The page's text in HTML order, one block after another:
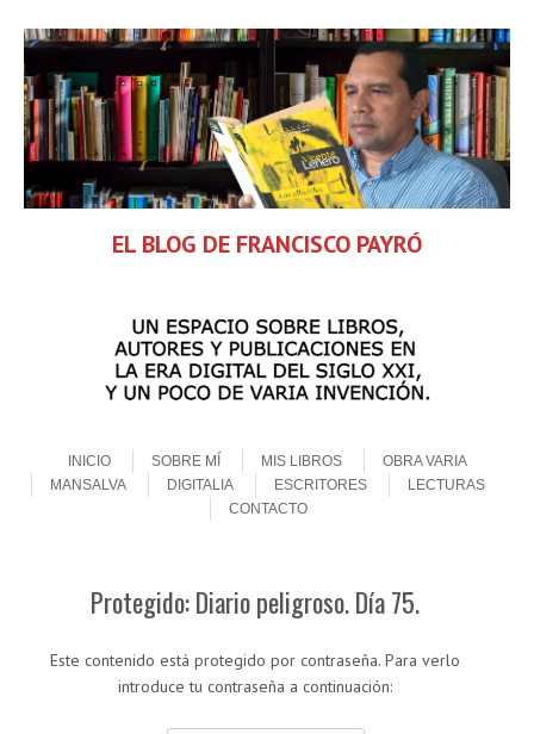
EL BLOG DE FRANCISCO PAYRÓ
MenuINICIO
SOBRE MÍ MIS LIBROS
OBRA VARIA
MANSALVA
DIGITALIA ESCRITORES
LECTURAS
CONTACTO
Protegido: Diario peligroso. Día 75.
Este contenido está protegido por contraseña. Para verlo
introduce tu contraseña a continuación: